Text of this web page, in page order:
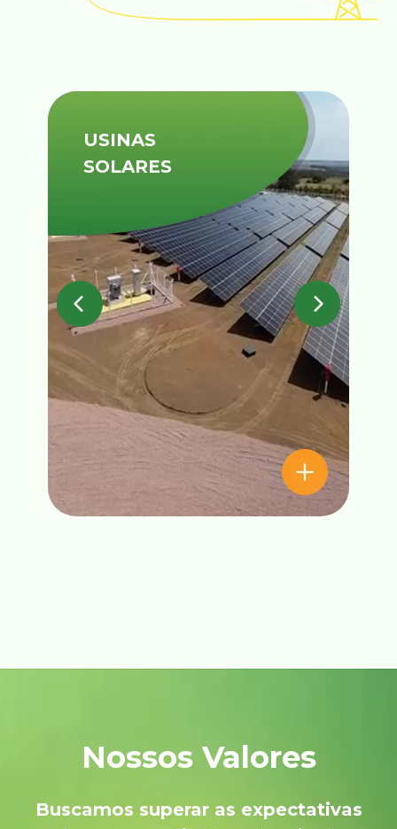
USINAS
SOLARES
Nossos Valores
Buscamos superar as expectativas